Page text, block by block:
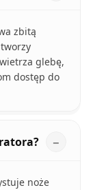
zbitą
glebę,
dostęp do
noże